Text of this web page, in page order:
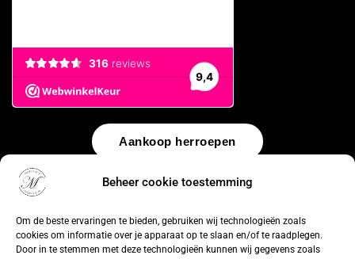
Beheer cookie toestemming
Om de beste ervaringen te bieden, gebruiken wij technologieën zoals
cookies om informatie over je apparaat op te slaan en/of te raadplegen.
Door in te stemmen met deze technologieën kunnen wij gegevens zoals
Aankoop herroepen
© 2026 by WebUnlimited–Algemene voorwaarden